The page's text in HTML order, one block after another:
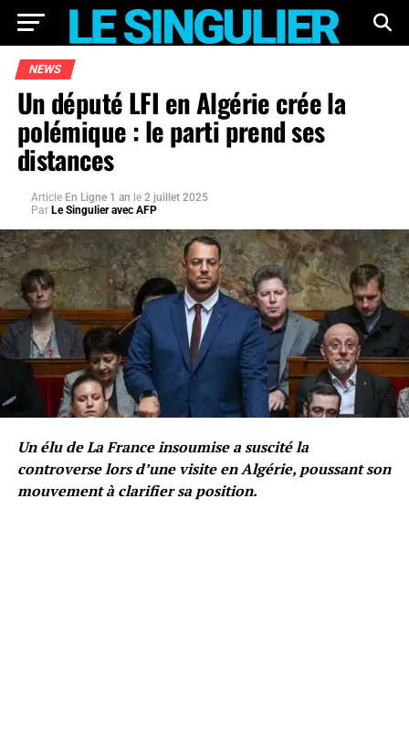
NEWS
Un député LFI en Algérie crée la
polémique : le parti prend ses
distances
Article En Ligne 1 an le 2 juillet 2025
Par Le Singulier avec AFP
Un élu de La France insoumise a suscité la
controverse lors d’une visite en Algérie, poussant son
mouvement à clarifier sa position.